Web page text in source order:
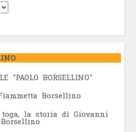
"PAOLO BORSELLINO"
Borsellino
la storia di Giovanni